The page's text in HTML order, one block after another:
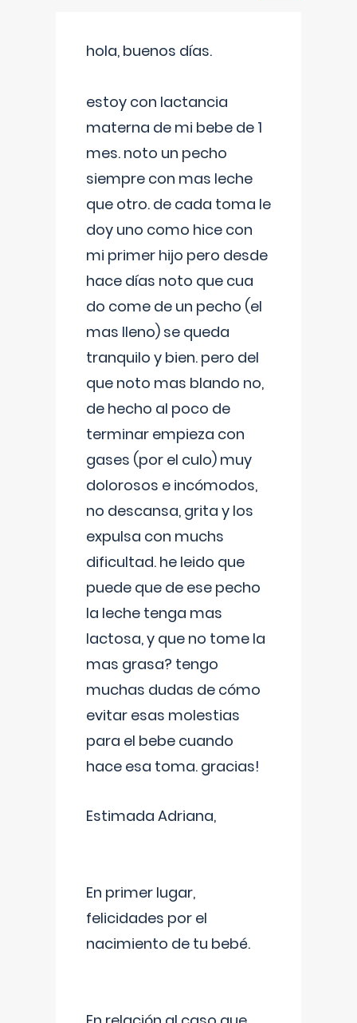
hola, buenos días.
estoy con lactancia
materna de mi bebe de 1
mes. noto un pecho
siempre con mas leche
que otro. de cada toma le
doy uno como hice con
mi primer hijo pero desde
hace días noto que cua
do come de un pecho (el
mas lleno) se queda
tranquilo y bien. pero del
que noto mas blando no,
de hecho al poco de
terminar empieza con
gases (por el culo) muy
dolorosos e incómodos,
no descansa, grita y los
expulsa con muchs
dificultad. he leido que
puede que de ese pecho
la leche tenga mas
lactosa, y que no tome la
mas grasa? tengo
muchas dudas de cómo
evitar esas molestias
para el bebe cuando
hace esa toma. gracias!
Estimada Adriana,
En primer lugar,
felicidades por el
nacimiento de tu bebé.